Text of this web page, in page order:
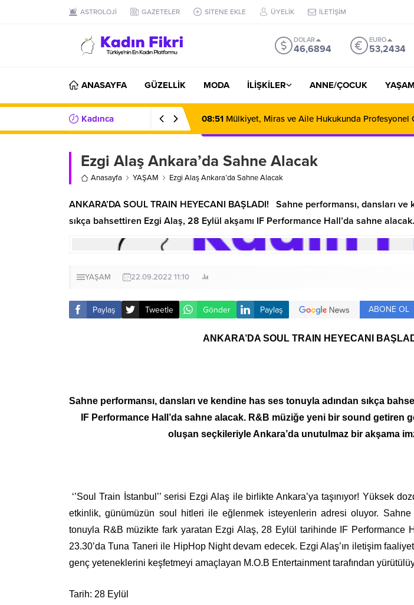
ASTROLOJİ GAZETELER SİTENE EKLE ÜYELİK İLETİŞİM
DOLAR
46,6894
EURO
53,2434
ANASAYFA GÜZELLİK MODA İLİŞKİLER ANNE/ÇOCUK YAŞAM
Kadınca 08:51 Mülkiyet, Miras ve Aile Hukukunda Profesyonel
Ezgi Alaş Ankara’da Sahne Alacak
Anasayfa YAŞAM Ezgi Alaş Ankara’da Sahne Alacak
ANKARA’DA SOUL TRAIN HEYECANI BAŞLADI! Sahne performansı, dansları
sıkça bahsettiren Ezgi Alaş, 28 Eylül akşamı IF Performance Hall’da sahne alacak.
YAŞAM 22.09.2022 11:10
Paylaş Tweetle Gönder Paylaş ABONE OL
ANKARA’DA SOUL TRAIN HEYECANI
Sahne performansı, dansları ve kendine has ses tonuyla adından sıkça
IF Performance Hall’da sahne alacak. R&B müziğe yeni bir sound getiren
oluşan seçkileriyle Ankara’da unutulmaz bir akşama
‘’Soul Train İstanbul’’ serisi Ezgi Alaş ile birlikte Ankara’ya taşınıyor! Yüksek
etkinlik, günümüzün soul hitleri ile eğlenmek isteyenlerin adresi oluyor.
tonuyla R&B müzikte fark yaratan Ezgi Alaş, 28 Eylül tarihinde IF Performance
23.30’da Tuna Taneri ile HipHop Night devam edecek. Ezgi Alaş’ın iletişim
genç yeteneklerini keşfetmeyi amaçlayan M.O.B Entertainment tarafından
Tarih: 28 Eylül